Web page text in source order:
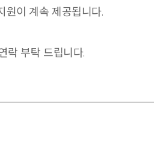
이 계속 제공됩니다.
락 부탁 드립니다.